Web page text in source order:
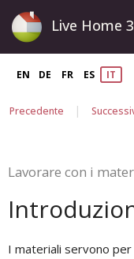
Live Home
EN DE FR ES IT
Precedente |
Lavorare con i
I materiali servono